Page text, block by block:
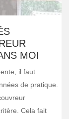
MOI
il faut
de pratique.
Cela fait